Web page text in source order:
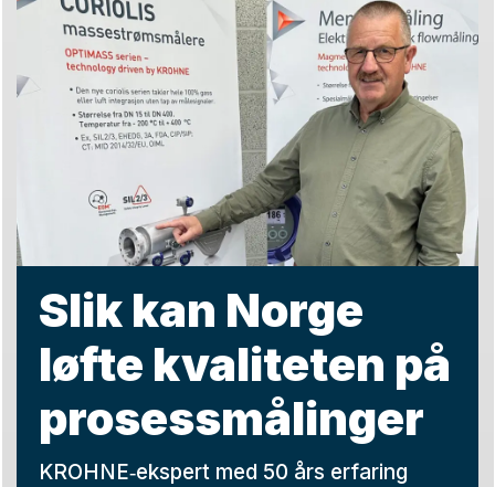
Slik kan Norge
løfte kvaliteten på
prosessmålinger
KROHNE‑ekspert med 50 års erfaring